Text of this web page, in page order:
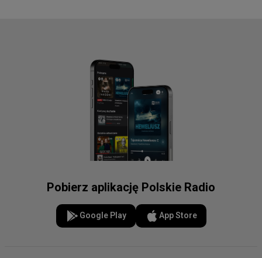
Pobierz aplikację Polskie Radio
Google Play App Store